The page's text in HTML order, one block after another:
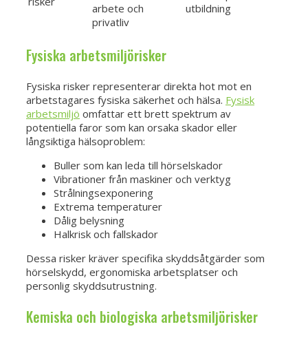
arbete och
privatliv
utbildning
Fysiska arbetsmiljörisker
Fysiska risker representerar direkta hot mot en
arbetstagares fysiska säkerhet och hälsa. Fysisk
arbetsmiljö omfattar ett brett spektrum av
potentiella faror som kan orsaka skador eller
långsiktiga hälsoproblem:
Buller som kan leda till hörselskador
Vibrationer från maskiner och verktyg
Strålningsexponering
Extrema temperaturer
Dålig belysning
Halkrisk och fallskador
Dessa risker kräver specifika skyddsåtgärder som
hörselskydd, ergonomiska arbetsplatser och
personlig skyddsutrustning.
Kemiska och biologiska arbetsmiljörisker